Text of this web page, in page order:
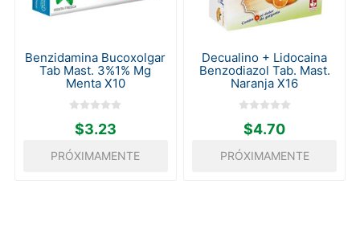
Benzidamina Bucoxolgar
Tab Mast. 3%1% Mg
Menta X10
$3.23
PRÓXIMAMENTE
Decualino + Lidocaina
Benzodiazol Tab. Mast.
Naranja X16
$4.70
PRÓXIMAMENTE